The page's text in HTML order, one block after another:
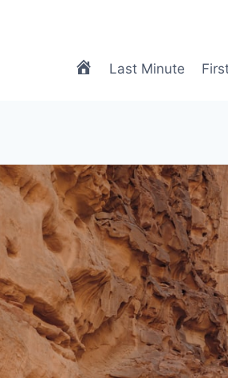
meTRAVEL
|
Biuro
Turystyczne
Online
Last Minute